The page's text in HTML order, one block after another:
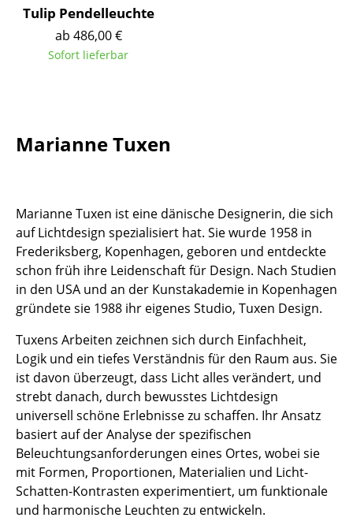
Einzelteile
... alle Sitzmöbel
Beistelltische
Schreibtische
Sekretäre & PC-Tische
Konferenztische
Stehtische & Stehpulte
Kindertische
Gartentische
Servierwagen
Einzelteile
... alle Tische
Aufbewahren
Tulip Pendelleuchte
ab 486,00 €
Sofort lieferbar
Marianne Tuxen
Marianne Tuxen ist eine dänische Designerin, die sich
auf Lichtdesign spezialisiert hat. Sie wurde 1958 in
Frederiksberg, Kopenhagen, geboren und entdeckte
schon früh ihre Leidenschaft für Design. Nach Studien
in den USA und an der Kunstakademie in Kopenhagen
gründete sie 1988 ihr eigenes Studio, Tuxen Design.
Tuxens Arbeiten zeichnen sich durch Einfachheit,
Logik und ein tiefes Verständnis für den Raum aus. Sie
ist davon überzeugt, dass Licht alles verändert, und
strebt danach, durch bewusstes Lichtdesign
universell schöne Erlebnisse zu schaffen. Ihr Ansatz
basiert auf der Analyse der spezifischen
Beleuchtungsanforderungen eines Ortes, wobei sie
mit Formen, Proportionen, Materialien und Licht-
Schatten-Kontrasten experimentiert, um funktionale
und harmonische Leuchten zu entwickeln.